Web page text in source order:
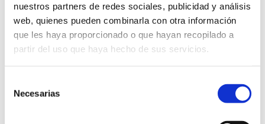
nuestros partners de redes sociales, publicidad y análisis
web, quienes pueden combinarla con otra información
que les haya proporcionado o que hayan recopilado a
partir del uso que haya hecho de sus servicios.
Necesarias
NUEVAS TECNOLOGÍAS
OCTUBRE 2025
Programa de formación en
inteligencia artificial aplicada
para economistas - IA para
empresas
OCTUBRE 2025
Programa de formación en
para economistas - IA
Generativa para Marketing